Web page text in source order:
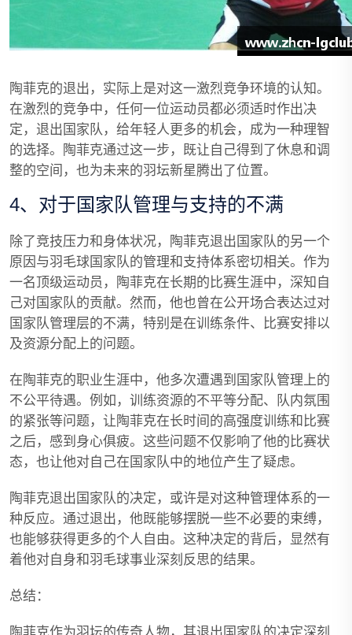
陶菲克的退出，实际上是对这一激烈竞争环境的认知。
在激烈的竞争中，任何一位运动员都必须适时作出决
定，退出国家队，给年轻人更多的机会，成为一种理智
的选择。陶菲克通过这一步，既让自己得到了休息和调
整的空间，也为未来的羽坛新星腾出了位置。
4、对于国家队管理与支持的不满
除了竞技压力和身体状况，陶菲克退出国家队的另一个
原因与羽毛球国家队的管理和支持体系密切相关。作为
一名顶级运动员，陶菲克在长期的比赛生涯中，深知自
己对国家队的贡献。然而，他也曾在公开场合表达过对
国家队管理层的不满，特别是在训练条件、比赛安排以
及资源分配上的问题。
在陶菲克的职业生涯中，他多次遭遇到国家队管理上的
不公平待遇。例如，训练资源的不平等分配、队内氛围
的紧张等问题，让陶菲克在长时间的高强度训练和比赛
之后，感到身心俱疲。这些问题不仅影响了他的比赛状
态，也让他对自己在国家队中的地位产生了疑虑。
陶菲克退出国家队的决定，或许是对这种管理体系的一
种反应。通过退出，他既能够摆脱一些不必要的束缚，
也能够获得更多的个人自由。这种决定的背后，显然有
着他对自身和羽毛球事业深刻反思的结果。
总结：